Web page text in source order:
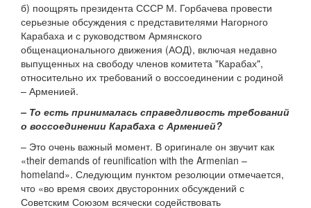
б) поощрять президента СССР М. Горбачева провести
серьезные обсуждения с представителями Нагорного
Карабаха и с руководством Армянского
общенационального движения (АОД), включая недавно
выпущенных на свободу членов комитета "Карабах",
относительно их требований о воссоединении с родиной
– Арменией.
– То есть принималась справедливость требований
о воссоединении Карабаха с Арменией?
– Это очень важный момент. В оригинале он звучит как
«their demands of reunification with the Armenian –
homeland». Следующим пунктом резолюции отмечается,
что «во время своих двусторонних обсуждений с
Советским Союзом всячески содействовать